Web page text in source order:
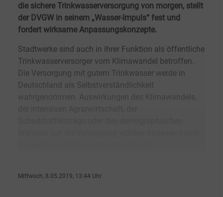
die sichere Trinkwasserversorgung von morgen, stellt
der DVGW in seinem „Wasser-Impuls“ fest und
fordert wirksame Anpassungskonzepte.
Stadtwerke sind auch in ihrer Funktion als öffentliche
Trinkwasserversorger vom Klimawandel betroffen.
Die Versorgung mit gutem Trinkwasser werde in
Deutschland als Selbstverständlichkeit
wahrgenommen. Auswirkungen des Klimawandels,
Mittwoch, 8.05.2019, 13:44 Uhr